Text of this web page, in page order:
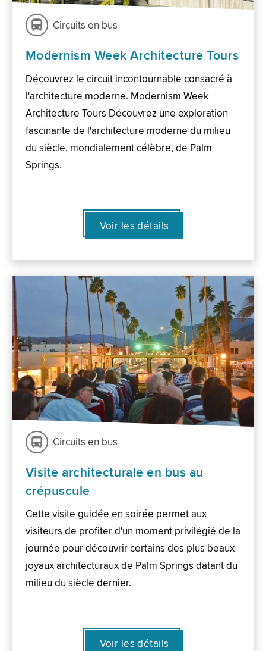
Circuits en bus
Modernism Week Architecture Tours
Découvrez le circuit incontournable consacré à
l'architecture moderne. Modernism Week
Architecture Tours Découvrez une exploration
fascinante de l'architecture moderne du milieu
du siècle, mondialement célèbre, de Palm
Springs.
Voir les détails
Circuits en bus
Visite architecturale en bus au
crépuscule
Cette visite guidée en soirée permet aux
visiteurs de profiter d'un moment privilégié de la
journée pour découvrir certains des plus beaux
joyaux architecturaux de Palm Springs datant du
milieu du siècle dernier.
Voir les détails